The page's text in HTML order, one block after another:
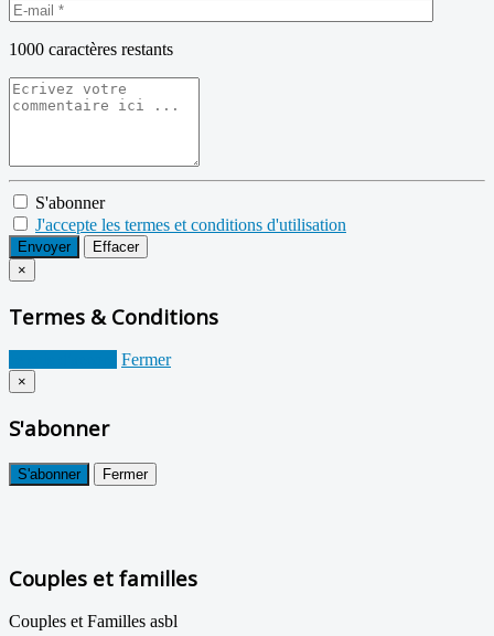
1000 caractères restants
S'abonner
J'accepte les termes et conditions d'utilisation
Envoyer
Effacer
×
Termes & Conditions
Fermer
×
S'abonner
S'abonner Fermer
Couples et familles
Couples et Familles asbl